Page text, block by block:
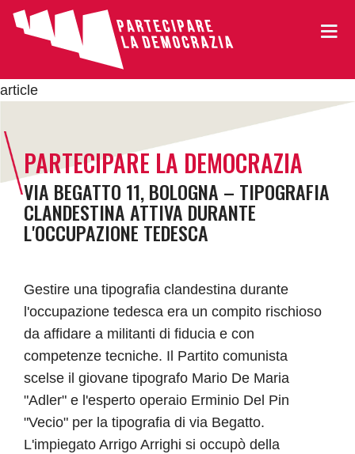
article
PARTECIPARE LA DEMOCRAZIA
VIA BEGATTO 11, BOLOGNA – TIPOGRAFIA
CLANDESTINA ATTIVA DURANTE
L'OCCUPAZIONE TEDESCA
Gestire una tipografia clandestina durante
l'occupazione tedesca era un compito rischioso
da affidare a militanti di fiducia e con
competenze tecniche. Il Partito comunista
scelse il giovane tipografo Mario De Maria
"Adler" e l'esperto operaio Erminio Del Pin
"Vecio" per la tipografia di via Begatto.
L'impiegato Arrigo Arrighi si occupò della